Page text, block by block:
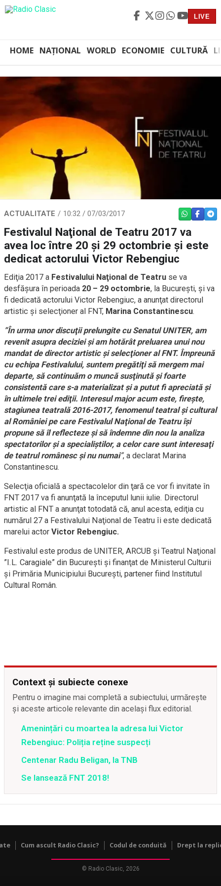
LIVE
HOME NAȚIONAL WORLD ECONOMIE CULTURĂ
ACTUALITATE 10:32 / 07/03/2017 WHATSAPP
Festivalul Naţional de Teatru 2017 va
avea loc între 20 şi 29 octombrie şi este
dedicat actorului Victor Rebengiuc
Ediţia 2017 a Festivalului Naţional de Teatru se va
desfăşura în perioada 20 – 29 octombrie, la Bucureşti, şi va
fi dedicată actorului Victor Rebengiuc, a anunţat directorul
artistic şi selecţioner al FNT, Marina Constantinescu.
”În urma unor discuţii prelungite cu Senatul UNITER, am
revenit asupra deciziei şi am hotărât preluarea unui nou
mandat de director artistic şi selecţioner al FNT. Împreună
cu echipa Festivalului, suntem pregătiţi să mergem mai
departe, să continuăm o muncă susţinută şi foarte
consistentă care s-a materializat şi a putut fi apreciată şi
în ultimele trei ediţii. Interesul major acum este, fireşte,
stagiunea teatrală 2016-2017, fenomenul teatral şi cultural
al României pe care Festivalul Naţional de Teatru îşi
propune să îl reflecteze şi să îndemne din nou la analiza
spectatorilor şi a specialiştilor, a celor care sunt interesaţi
de teatrul românesc şi nu numai”, a declarat Marina
Constantinescu.
Selecţia oficială a spectacolelor din ţară ce vor fi invitate în
FNT 2017 va fi anunţată la începutul lunii iulie. Directorul
artistic al FNT a anunţat totodată că, anul acesta, ediţia cu
numărul 27 a Festivalului Naţional de Teatru îi este dedicată
marelui actor Victor Rebengiuc.
Festivalul este produs de UNITER, ARCUB şi Teatrul Naţional
”I.L. Caragiale” din Bucureşti şi finanţat de Ministerul Culturii
şi Primăria Municipiului Bucureşti, partener fiind Institutul
Cultural Român.
Context și subiecte conexe
Pentru o imagine mai completă a subiectului, urmărește
și aceste articole relevante din același flux editorial.
Amenințări cu moartea la adresa lui Victor
Rebengiuc: Poliția reține suspecți
Centenar Radu Beligan, la TNB
Se lansează FNT 2018!
Cum ascult Radio Clasic? Codul de conduită Drept la
© Radio Clasic, 2026